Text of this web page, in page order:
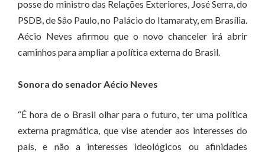
posse do ministro das Relações Exteriores, José Serra, do
PSDB, de São Paulo, no Palácio do Itamaraty, em Brasília.
Aécio Neves afirmou que o novo chanceler irá abrir
caminhos para ampliar a política externa do Brasil.
Sonora do senador Aécio Neves
“É hora de o Brasil olhar para o futuro, ter uma política
externa pragmática, que vise atender aos interesses do
país, e não a interesses ideológicos ou afinidades